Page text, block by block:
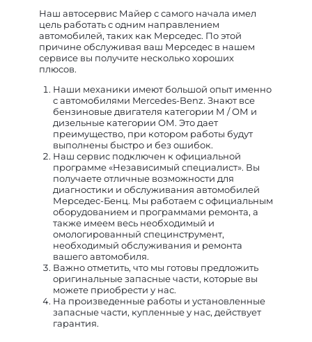
Наш автосервис Майер с самого начала имел
цель работать с одним направлением
автомобилей, таких как Мерседес. По этой
причине обслуживая ваш Мерседес в нашем
сервисе вы получите несколько хороших
плюсов.
Наши механики имеют большой опыт именно
с автомобилями Mercedes-Benz. Знают все
бензиновые двигателя категории М / ОМ и
дизельные категории ОМ. Это дает
преимущество, при котором работы будут
выполнены быстро и без ошибок.
Наш сервис подключен к официальной
программе «Независимый специалист». Вы
получаете отличные возможности для
диагностики и обслуживания автомобилей
Мерседес-Бенц. Мы работаем с официальным
оборудованием и программами ремонта, а
также имеем весь необходимый и
омологированный специнструмент,
необходимый обслуживания и ремонта
вашего автомобиля.
Важно отметить, что мы готовы предложить
оригинальные запасные части, которые вы
можете приобрести у нас.
На произведенные работы и установленные
запасные части, купленные у нас, действует
гарантия.